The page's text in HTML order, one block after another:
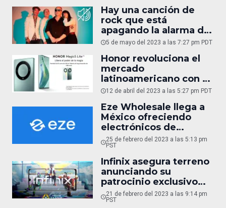
Hay una canción de
rock que está
apagando la alarma de
smartphones Android
5 de mayo del 2023 a las 7:27 pm PDT
Honor revoluciona el
mercado
latinoamericano con el
lanzamiento de sus
plegables y cámaras
cinematográficas de
alta gama
12 de abril del 2023 a las 5:27 pm PDT
Eze Wholesale llega a
México ofreciendo
electrónicos de
segunda mano y
reacondicionados
(entrevista)
25 de febrero del 2023 a las 5:13 pm
PST
Infinix asegura terreno
anunciando su
patrocinio exclusivo
con la Free Fire League
para Latinoamérica
21 de febrero del 2023 a las 9:14 pm
PST